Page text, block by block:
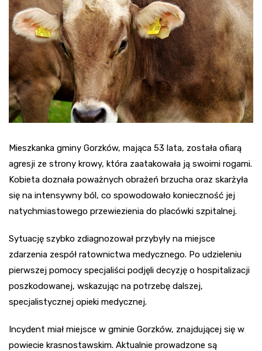
Mieszkanka gminy Gorzków, mająca 53 lata, została ofiarą
agresji ze strony krowy, która zaatakowała ją swoimi rogami.
Kobieta doznała poważnych obrażeń brzucha oraz skarżyła
się na intensywny ból, co spowodowało konieczność jej
natychmiastowego przewiezienia do placówki szpitalnej.
Sytuację szybko zdiagnozował przybyły na miejsce
zdarzenia zespół ratownictwa medycznego. Po udzieleniu
pierwszej pomocy specjaliści podjęli decyzję o hospitalizacji
poszkodowanej, wskazując na potrzebę dalszej,
specjalistycznej opieki medycznej.
Incydent miał miejsce w gminie Gorzków, znajdującej się w
powiecie krasnostawskim. Aktualnie prowadzone są